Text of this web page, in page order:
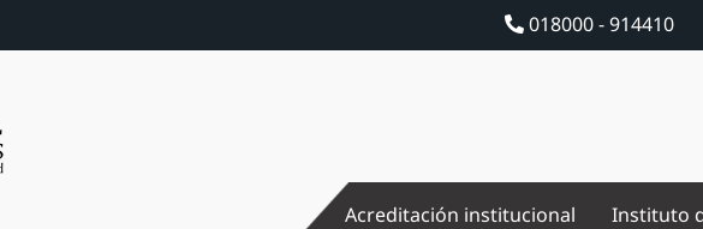
018000 - 914410
Acreditación institucional Instituto